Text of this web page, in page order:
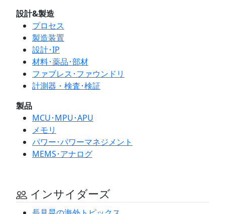
設計&製造
プロセス
製造装置
設計･IP
材料･薬品･部材
ファブレス･ファウンドリ
計測器・検査･検証
製品
MCU･MPU･APU
メモリ
パワー･パワーマネジメント
MEMS･アナログ
インサイダーズ